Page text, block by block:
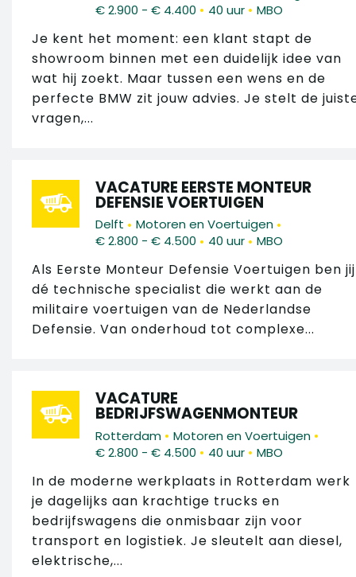
€ 2.900 - € 4.400 • 40 uur • MBO
Je kent het moment: een klant stapt de
showroom binnen met een duidelijk idee van
wat hij zoekt. Maar tussen een wens en de
perfecte BMW zit jouw advies. Je stelt de
vragen,...
VACATURE EERSTE MONTEUR
DEFENSIE VOERTUIGEN
Delft • Motoren en Voertuigen •
€ 2.800 - € 4.500 • 40 uur • MBO
Als Eerste Monteur Defensie Voertuigen ben jij
dé technische specialist die werkt aan de
militaire voertuigen van de Nederlandse
Defensie. Van onderhoud tot complexe...
VACATURE
BEDRIJFSWAGENMONTEUR
Rotterdam • Motoren en Voertuigen •
€ 2.800 - € 4.500 • 40 uur • MBO
In de moderne werkplaats in Rotterdam werk
je dagelijks aan krachtige trucks en
bedrijfswagens die onmisbaar zijn voor
transport en logistiek. Je sleutelt aan diesel,
elektrische,...